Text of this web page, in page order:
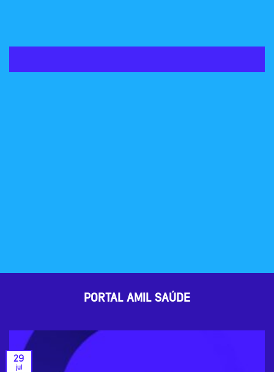
PORTAL AMIL SAÚDE
29
jul